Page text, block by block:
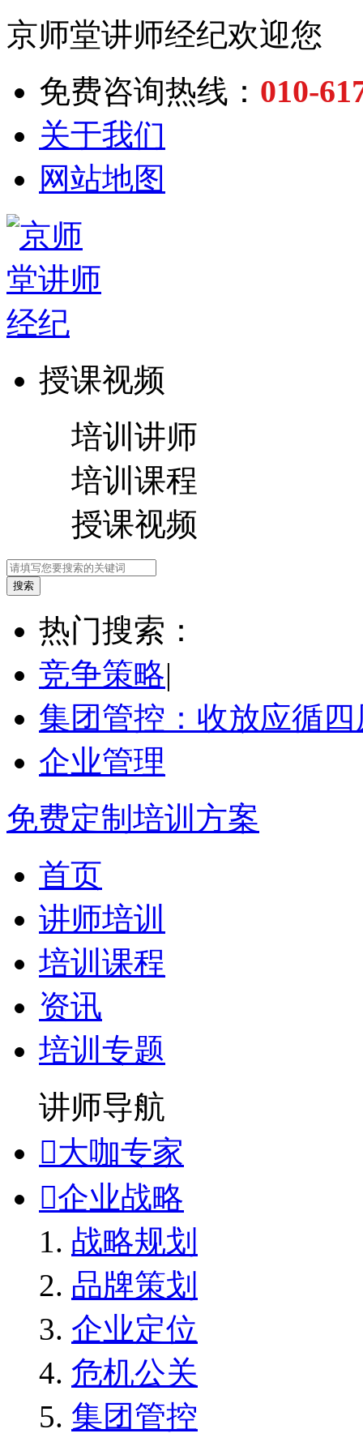
京师堂讲师经纪欢迎您
免费咨询热线： 010-
关于我们
网站地图
授课视频
培训讲师
培训课程
授课视频
热门搜索：
竞争策略|
集团管控：收放应循四
企业管理
免费定制培训方案
首页
讲师培训
培训课程
资讯
培训专题
讲师导航
大咖专家
企业战略
战略规划
品牌策划
企业定位
危机公关
集团管控